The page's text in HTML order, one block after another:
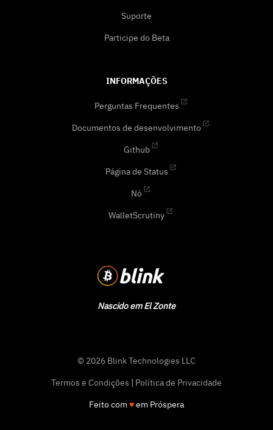
Nascido em El Zonte
Suporte
Participe do Beta
INFORMAÇÕES
Perguntas Frequentes
Documentos de desenvolvimento
Github
Página de Status
Nó
WalletScrutiny
© 2026 Blink Technologies LLC
Termos e Condições | Política de Privacidade
Feito com♥em Próspera